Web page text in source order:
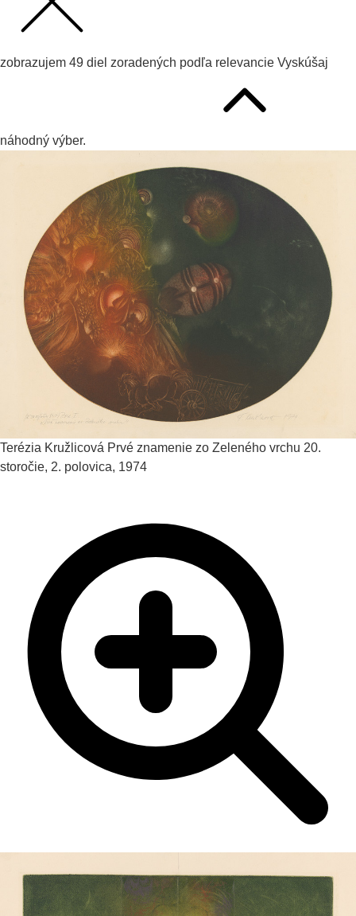
zobrazujem 49 diel zoradených podľa relevancie Vyskúšaj
náhodný výber.
Terézia Kružlicová Prvé znamenie zo Zeleného vrchu 20.
storočie, 2. polovica, 1974